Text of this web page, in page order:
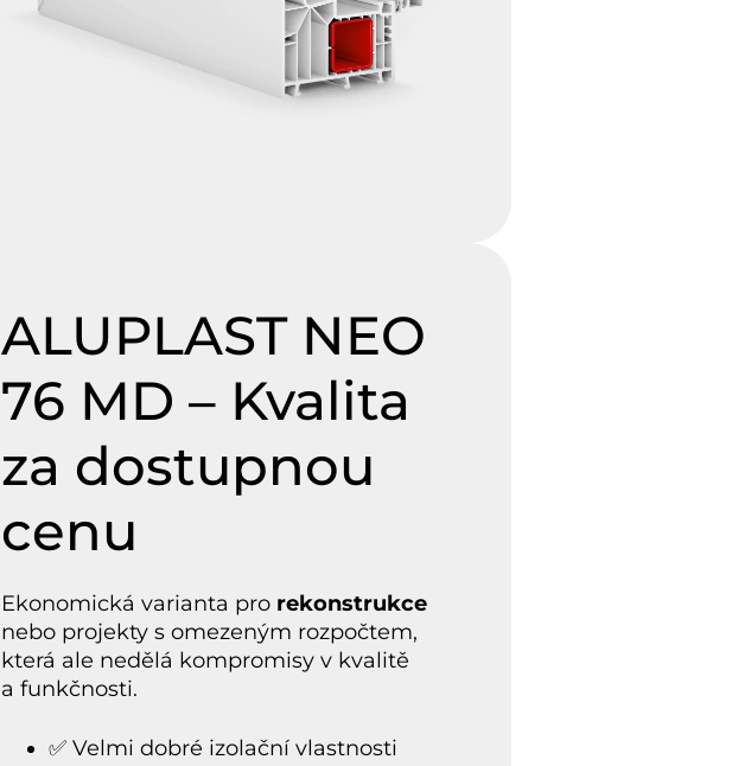
ALUPLAST NEO
76 MD – Kvalita
za dostupnou
cenu
Ekonomická varianta pro rekonstrukce
nebo projekty s omezeným rozpočtem,
která ale nedělá kompromisy v kvalitě
a funkčnosti.
✅ Velmi dobré izolační vlastnosti